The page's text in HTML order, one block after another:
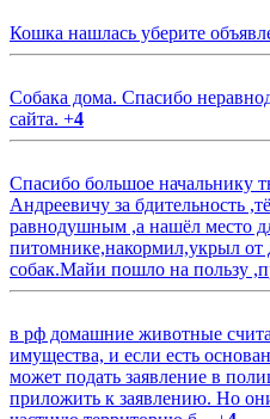
Кошка нашлась уберите
Собака дома. Спасибо
сайта. +4
Спасибо большое
Андреевичу за бдительность
равнодушным ,а нашёл место
питомнике,накормил,укрыл от
собак.Майи пошло на пользу
в рф домашние животные
имущества, и если есть
может подать заявление в
приложить к заявлению. Но